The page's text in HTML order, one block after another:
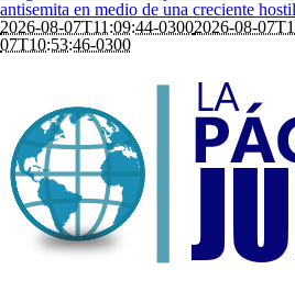
antisemita en medio de una creciente
2026-08-07T11:09:44-03002026-08-
07T10:53:46-0300